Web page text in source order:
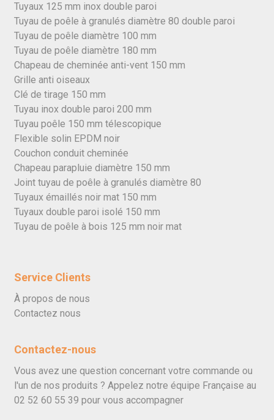
Tuyaux 125 mm inox double paroi
Tuyau de poêle à granulés diamètre 80 double paroi
Tuyau de poêle diamètre 100 mm
Tuyau de poêle diamètre 180 mm
Chapeau de cheminée anti-vent 150 mm
Grille anti oiseaux
Clé de tirage 150 mm
Tuyau inox double paroi 200 mm
Tuyau poêle 150 mm télescopique
Flexible solin EPDM noir
Couchon conduit cheminée
Chapeau parapluie diamètre 150 mm
Joint tuyau de poêle à granulés diamètre 80
Tuyaux émaillés noir mat 150 mm
Tuyaux double paroi isolé 150 mm
Tuyau de poêle à bois 125 mm noir mat
Service Clients
À propos de nous
Contactez nous
Contactez-nous
Vous avez une question concernant votre commande ou
l'un de nos produits ? Appelez notre équipe Française au
02 52 60 55 39 pour vous accompagner